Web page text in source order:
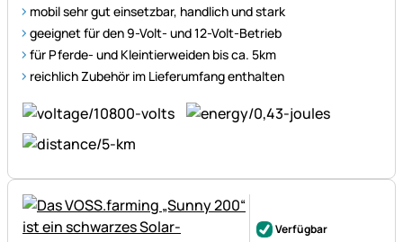
mobil sehr gut einsetzbar, handlich und stark
geeignet für den 9-Volt- und 12-Volt-Betrieb
für Pferde- und Kleintierweiden bis ca. 5km
reichlich Zubehör im Lieferumfang enthalten
Verfügbar